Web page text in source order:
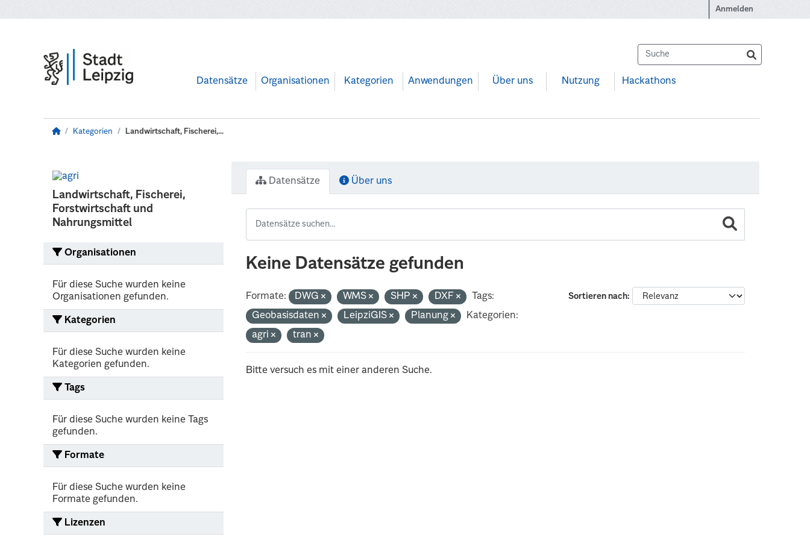
Anmelden
Datensätze Organisationen Kategorien Anwendungen Über uns Nutzung Hackathons
Kategorien Landwirtschaft, Fischerei,...
Landwirtschaft, Fischerei,
Forstwirtschaft und
Nahrungsmittel
Organisationen
Für diese Suche wurden keine
Organisationen gefunden.
Kategorien
Für diese Suche wurden keine
Kategorien gefunden.
Tags
Für diese Suche wurden keine Tags
gefunden.
Formate
Für diese Suche wurden keine
Formate gefunden.
Lizenzen
Datensätze Über uns
Keine Datensätze gefunden
Sortieren nach
Formate: DWG WMS SHP DXF
Tags:
Geobasisdaten
LeipziGIS Planung
Kategorien:
agri
tran
Bitte versuch es mit einer anderen Suche.